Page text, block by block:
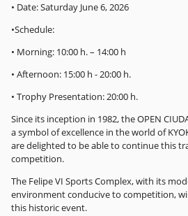
• Date: Saturday June 6, 2026
•Schedule:
• Morning: 10:00 h. – 14:00 h
• Afternoon: 15:00 h - 20:00 h.
• Trophy Presentation: 20:00 h.
Since its inception in 1982, the OPEN
a symbol of excellence in the world of
are delighted to be able to continue this
competition.
The Felipe VI Sports Complex, with its
environment conducive to competition,
this historic event.